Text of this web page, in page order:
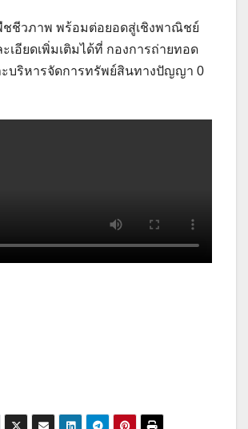
ชชีวภาพ พร้อมต่อยอดสู่เชิงพาณิชย์
เอียดเพิ่มเติมได้ที่ กองการถ่ายทอด
ะบริหารจัดการทรัพย์สินทางปัญญา 0